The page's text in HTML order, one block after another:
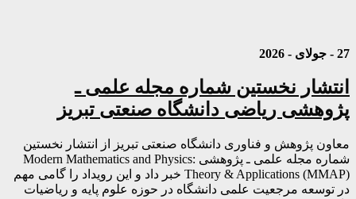
27 - جولای - 2026
انتشار نخستین شماره مجله علمی ـ
پژوهشی ریاضی دانشگاه صنعتی تبریز
معاون پژوهش و فناوری دانشگاه صنعتی تبریز از انتشار نخستین
شماره مجله علمی ـ پژوهشی Modern Mathematics and Physics:
Theory & Applications (MMAP) خبر داد و این رویداد را گامی مهم
در توسعه مرجعیت علمی دانشگاه در حوزه علوم پایه و ریاضیات